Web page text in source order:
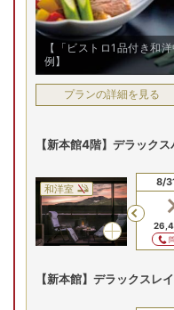
【「ビストロ1品付き和
例】
プランの詳細を見る
【新本館4階】デラック
和洋室
8/29(土) 8/30(日)
28,600円
問合せ
8/
【新本館】デラックスレ